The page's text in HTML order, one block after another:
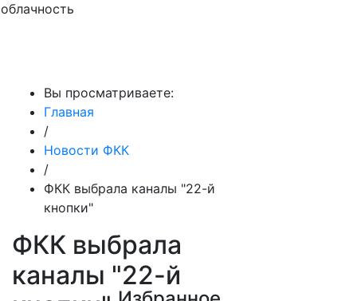
облачность
Вы просматриваете:
Главная
/
Новости ФКК
/
ФКК выбрала каналы "22-й
кнопки"
ФКК выбрала
каналы "22-й